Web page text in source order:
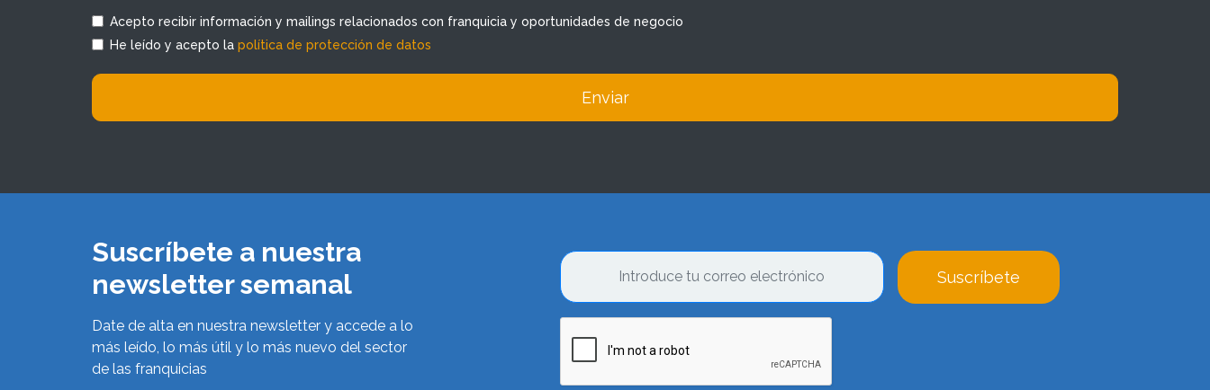
Acepto recibir información y mailings relacionados con franquicia y oportunidades de negocio
He leído y acepto la política de protección de datos
Enviar
Suscríbete a nuestra
newsletter semanal
Date de alta en nuestra newsletter y accede a lo
más leído, lo más útil y lo más nuevo del sector
de las franquicias
Suscríbete